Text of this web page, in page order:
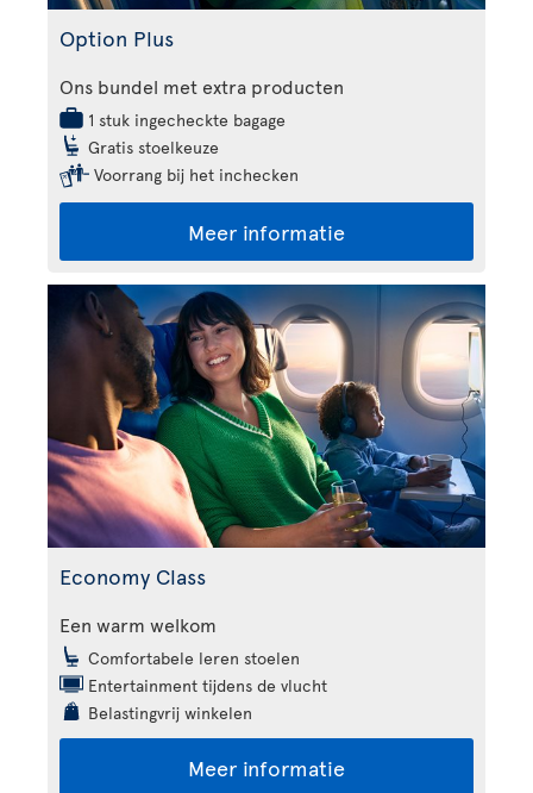
Option Plus
Ons bundel met extra producten
1 stuk ingecheckte bagage
Gratis stoelkeuze
Voorrang bij het inchecken
Meer informatie
Economy Class
Een warm welkom
Comfortabele leren stoelen
Entertainment tijdens de vlucht
Belastingvrij winkelen
Meer informatie